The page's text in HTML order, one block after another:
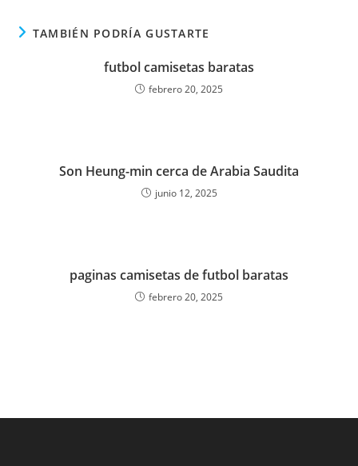
TAMBIÉN PODRÍA GUSTARTE
futbol camisetas baratas
febrero 20, 2025
Son Heung-min cerca de Arabia Saudita
junio 12, 2025
paginas camisetas de futbol baratas
febrero 20, 2025